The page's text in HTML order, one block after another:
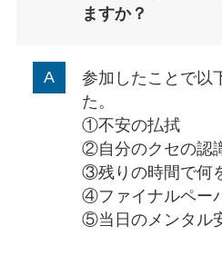
ますか？
参加したことで以
た。
①不安の払拭
②自分のクセの認
③残りの時間で何
④ファイナルペー
⑤当日のメンタル